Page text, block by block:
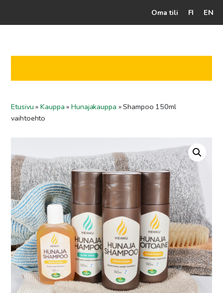
Oma tili FI EN
Jälleenmyyjät
Ohjeet ja vinkit
Etusivu »Kauppa »Hunajakauppa »Shampoo 150ml
vaihtoehto